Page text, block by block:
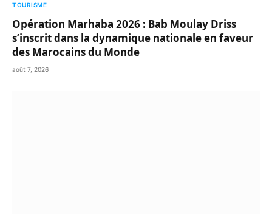
TOURISME
Opération Marhaba 2026 : Bab Moulay Driss
s’inscrit dans la dynamique nationale en faveur
des Marocains du Monde
août 7, 2026